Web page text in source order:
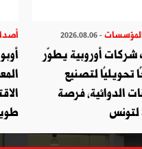
- 2026.08.06
شركات أوروبية يطوّر
تحويليًا لتصنيع
الدوائية، فرصة
لتونس